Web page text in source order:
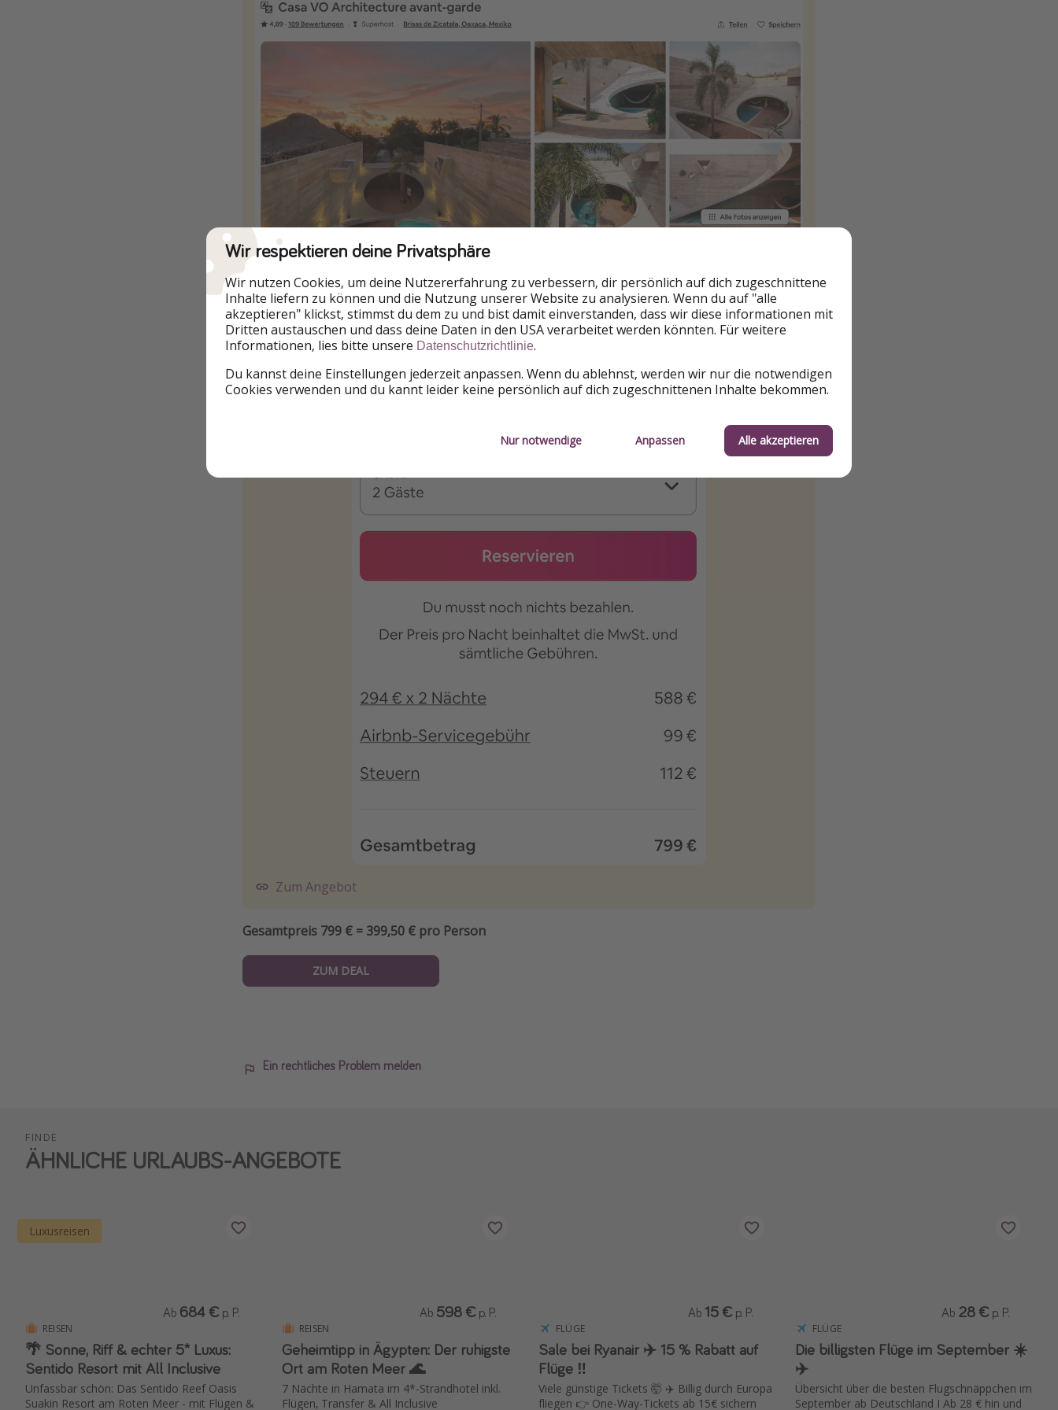
Zum Angebot
Beispieldatum
Zum Angebot
Gesamtpreis 799 € = 399,50 € pro Person
ZUM DEAL
Ein rechtliches Problem melden
FINDE
ÄHNLICHE URLAUBS-ANGEBOTE
Luxusreisen
REISEN
🌴 Sonne, Riff & echter 5* Luxus:
Sentido Resort mit All Inclusive
Unfassbar schön: Das Sentido Reef Oasis
Suakin Resort am Roten Meer - mit Flügen &
Ab 684 € p. P.
REISEN
Geheimtipp in Ägypten: Der ruhigste
Ort am Roten Meer 🌊
7 Nächte in Hamata im 4*-Strandhotel inkl.
Flügen, Transfer & All Inclusive
Ab 598 € p. P.
FLÜGE
Sale bei Ryanair ✈️ 15 % Rabatt auf
Flüge ‼️
Viele günstige Tickets 🤯 ✈️ Billig durch Europa
fliegen 👉 One-Way-Tickets ab 15€ sichern
Ab 15 € p. P.
FLÜGE
Die billigsten Flüge im September ☀️
✈️
Übersicht über die besten Flugschnäppchen im
September ab Deutschland I Ab 28 € hin und
Ab 28 € p. P.
Wir respektieren deine Privatsphäre
Wir nutzen Cookies, um deine Nutzererfahrung zu verbessern, dir persönlich auf dich zugeschnittene
Inhalte liefern zu können und die Nutzung unserer Website zu analysieren. Wenn du auf "alle
akzeptieren" klickst, stimmst du dem zu und bist damit einverstanden, dass wir diese informationen mit
Dritten austauschen und dass deine Daten in den USA verarbeitet werden könnten. Für weitere
Informationen, lies bitte unsere Datenschutzrichtlinie.
Du kannst deine Einstellungen jederzeit anpassen. Wenn du ablehnst, werden wir nur die notwendigen
Cookies verwenden und du kannt leider keine persönlich auf dich zugeschnittenen Inhalte bekommen.
Nur notwendige Anpassen Alle akzeptieren